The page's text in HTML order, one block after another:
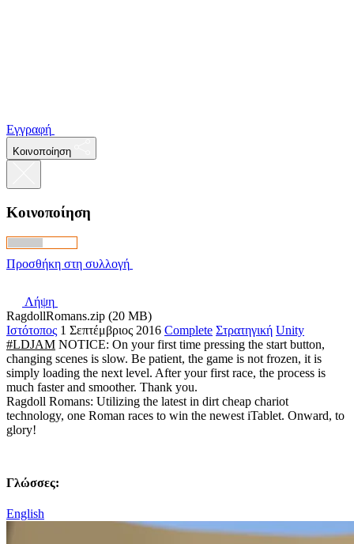
Εγγραφή
Κοινοποίηση
Κοινοποίηση
Προσθήκη στη συλλογή
Λήψη
RagdollRomans.zip (20 MB)
Ιστότοπος 1 Σεπτέμβριος 2016 Complete Στρατηγική Unity
#LDJAM NOTICE: On your first time pressing the start button,
changing scenes is slow. Be patient, the game is not frozen, it is
simply loading the next level. After your first race, the process is
much faster and smoother. Thank you.
Ragdoll Romans: Utilizing the latest in dirt cheap chariot
technology, one Roman races to win the newest iTablet. Onward, to
glory!
Γλώσσες:
English